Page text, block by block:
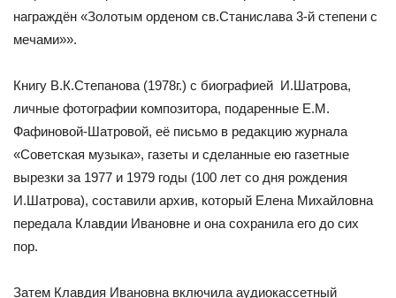
награждён «Золотым орденом св.Станислава 3-й степени с
мечами»».
Книгу В.К.Степанова (1978г.) с биографией И.Шатрова,
личные фотографии композитора, подаренные Е.М.
Фафиновой-Шатровой, её письмо в редакцию журнала
«Советская музыка», газеты и сделанные ею газетные
вырезки за 1977 и 1979 годы (100 лет со дня рождения
И.Шатрова), составили архив, который Елена Михайловна
передала Клавдии Ивановне и она сохранила его до сих
пор.
Затем Клавдия Ивановна включила аудиокассетный